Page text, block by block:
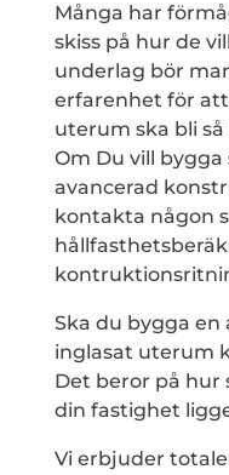
Många har
skiss på hur de
underlag bör
erfarenhet för
uterum ska bli
Om Du vill
avancerad
kontakta någon
Ska du bygga en
inglasat uterum
Det beror på hur
din fastighet
Vi erbjuder